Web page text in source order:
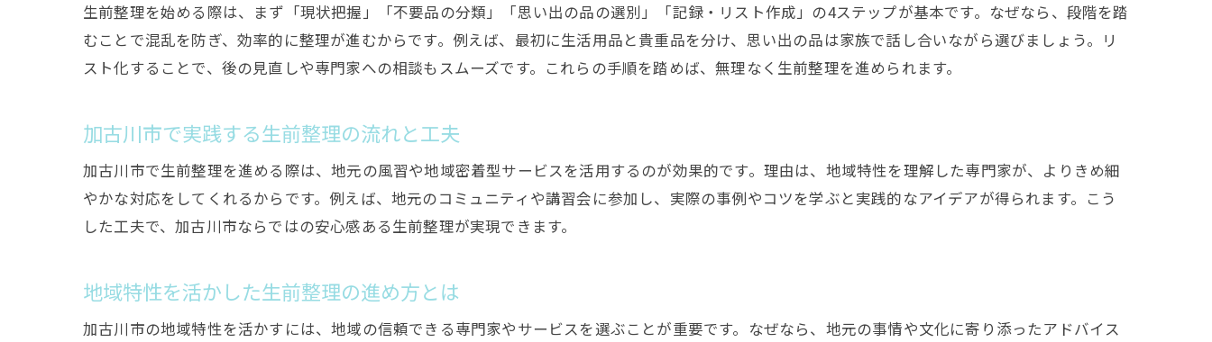
生前整理を始める際は、まず「現状把握」「不要品の分類」「思い出の品の選別」「記録・リスト作成」の4ステップが基本です。なぜなら、段階を踏
むことで混乱を防ぎ、効率的に整理が進むからです。例えば、最初に生活用品と貴重品を分け、思い出の品は家族で話し合いながら選びましょう。リ
スト化することで、後の見直しや専門家への相談もスムーズです。これらの手順を踏めば、無理なく生前整理を進められます。
加古川市で実践する生前整理の流れと工夫
加古川市で生前整理を進める際は、地元の風習や地域密着型サービスを活用するのが効果的です。理由は、地域特性を理解した専門家が、よりきめ細
やかな対応をしてくれるからです。例えば、地元のコミュニティや講習会に参加し、実際の事例やコツを学ぶと実践的なアイデアが得られます。こう
した工夫で、加古川市ならではの安心感ある生前整理が実現できます。
地域特性を活かした生前整理の進め方とは
加古川市の地域特性を活かすには、地域の信頼できる専門家やサービスを選ぶことが重要です。なぜなら、地元の事情や文化に寄り添ったアドバイス